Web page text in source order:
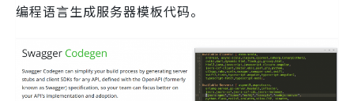
编程语言生成服务器模板代码。